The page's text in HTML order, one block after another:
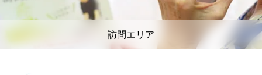
訪問エリア